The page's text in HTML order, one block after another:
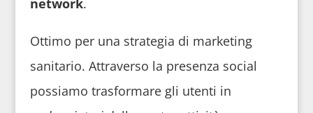
network.
Ottimo per una strategia di marketing
sanitario. Attraverso la presenza social
possiamo trasformare gli utenti in